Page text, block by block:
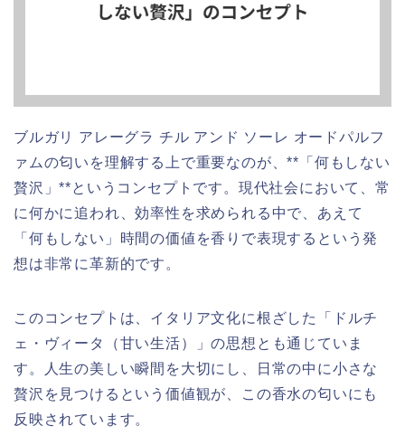
ブルガリ アレーグラ チル アンド ソーレ オードパルフ
ァムの匂いを理解する上で重要なのが、**「何もしない
贅沢」**というコンセプトです。現代社会において、常
に何かに追われ、効率性を求められる中で、あえて
「何もしない」時間の価値を香りで表現するという発
想は非常に革新的です。
このコンセプトは、イタリア文化に根ざした「ドルチ
ェ・ヴィータ（甘い生活）」の思想とも通じていま
す。人生の美しい瞬間を大切にし、日常の中に小さな
贅沢を見つけるという価値観が、この香水の匂いにも
反映されています。